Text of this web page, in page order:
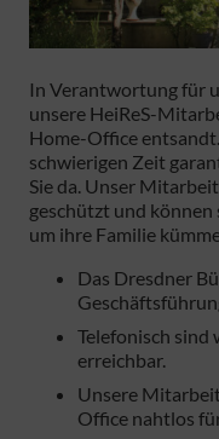
In Verantwortung für
unsere HeiReS-
Home-Office
schwierigen Zeit
Sie da. Unser
geschützt und
um ihre Familie
Das Dresdner
Telefonisch sind
erreichbar.
Unsere
Office nahtlos